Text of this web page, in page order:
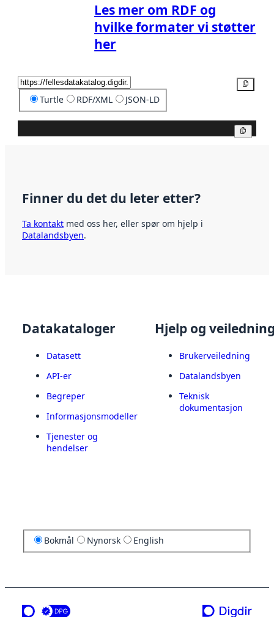
Les mer om RDF og
hvilke formater vi støtter
her
Turtle RDF/XML JSON-LD
Finner du det du leter etter?
Ta kontakt med oss her, eller spør om hjelp i
Datalandsbyen.
Datakataloger
Datasett
API-er
Begreper
Informasjonsmodeller
Tjenester og
hendelser
Hjelp og
Brukerveiledning
Datalandsbyen
Teknisk
dokumentasjon
Bokmål Nynorsk English